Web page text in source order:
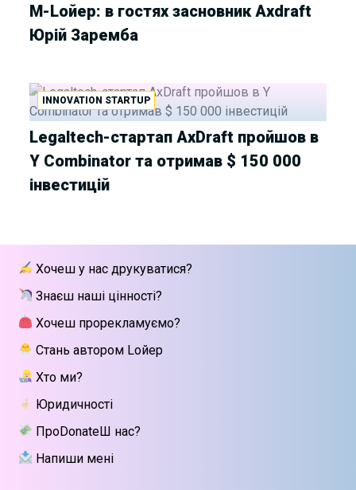
М-Lойер: в гостях засновник Axdraft
Юрій Заремба
INNOVATION STARTUP
Legaltech-стартап AxDraft пройшов в
Y Combinator та отримав $ 150 000
інвестицій
Хочеш у нас друкуватися?
Знаєш наші цінності?
Хочеш прорекламуємо?
Стань автором Lойер
Хто ми?
Юридичності
ПроDonateШ нас?
Напиши мені